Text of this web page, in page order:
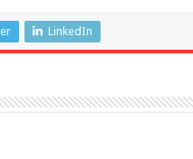
LinkedIn